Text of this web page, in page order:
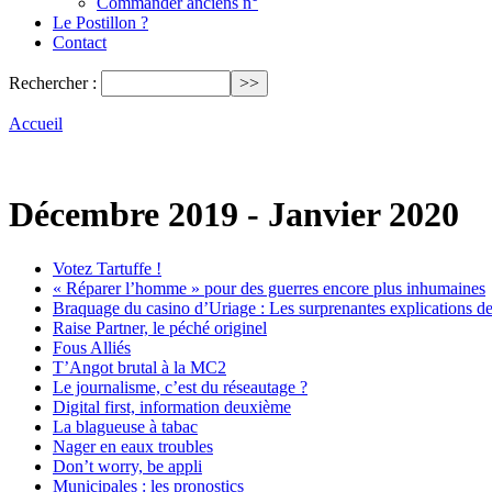
Le Postillon ?
Contact
Rechercher :
Accueil
Décembre 2019 - Janvier 2020
Votez Tartuffe !
« Réparer l’homme » pour des guerres encore plus inhumaines
Braquage du casino d’Uriage : Les surprenantes explications
Raise Partner, le péché originel
Fous Alliés
T’Angot brutal à la MC2
Le journalisme, c’est du réseautage ?
Digital first, information deuxième
La blagueuse à tabac
Nager en eaux troubles
Don’t worry, be appli
Municipales : les pronostics